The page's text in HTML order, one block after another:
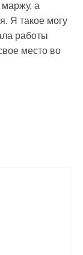
а
Я такое могу
работы
место во